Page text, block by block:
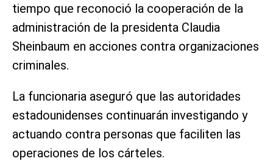
tiempo que reconoció la cooperación de la
administración de la presidenta Claudia
Sheinbaum en acciones contra organizaciones
criminales.
La funcionaria aseguró que las autoridades
estadounidenses continuarán investigando y
actuando contra personas que faciliten las
operaciones de los cárteles.